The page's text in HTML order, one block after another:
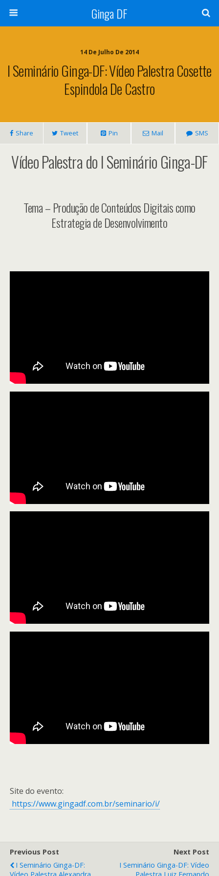
Ginga DF
14 De Julho De 2014
I Seminário Ginga-DF: Vídeo Palestra Cosette
Espindola De Castro
Share Tweet Pin Mail SMS
Vídeo Palestra do I Seminário Ginga-DF
Tema – Produção de Conteúdos Digitais como
Estrategia de Desenvolvimento
Site do evento:
https://www.gingadf.com.br/seminario/i/
Previous Post
I Seminário Ginga-DF:
Next Post
I Seminário Ginga-DF: Vídeo